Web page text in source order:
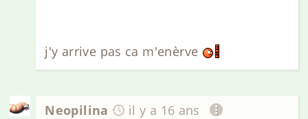
j'y arrive pas ca m'enèrve
Neopilina il y a 16 ans